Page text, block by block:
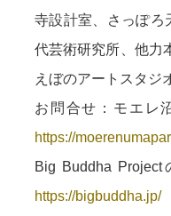
寺設計室、さっぽろ
代芸術研究所、他力
えぼのアートスタジ
お問合せ：モエレ
https://
Big Buddha
https://bigbuddha.jp/